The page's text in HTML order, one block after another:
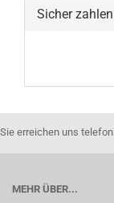
Sicher
Sie erreichen uns
MEHR ÜBER...